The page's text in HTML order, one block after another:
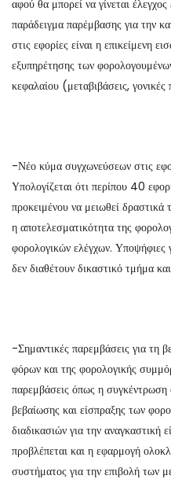
αφού θα μπορεί να γίνεται
παράδειγμα παρέμβασης για την
στις εφορίες είναι η επικείμενη
εξυπηρέτησης των
κεφαλαίου (μεταβιβάσεις,
-Νέο κύμα συγχωνεύσεων στις
Υπολογίζεται ότι περίπου 40
προκειμένου να μειωθεί δραστικά
η αποτελεσματικότητα της
φορολογικών ελέγχων. Υποψήφιες
δεν διαθέτουν δικαστικό τμήμα
-Σημαντικές παρεμβάσεις για τη
φόρων και της φορολογικής
παρεμβάσεις όπως η συγκέντρωση
βεβαίωσης και είσπραξης των
διαδικασιών για την αναγκαστική
προβλέπεται και η εφαρμογή
συστήματος για την επιβολή των